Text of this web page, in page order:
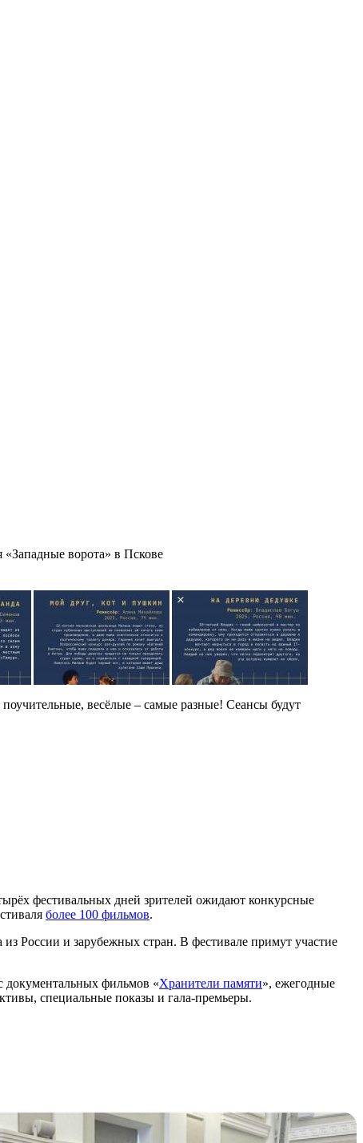
ворота» в Пскове
весёлые – самые разные! Сеансы будут
фестивальных дней зрителей ожидают конкурсные
более 100 фильмов.
России и зарубежных стран. В фестивале примут участие
документальных фильмов «Хранители памяти», ежегодные
специальные показы и гала-премьеры.